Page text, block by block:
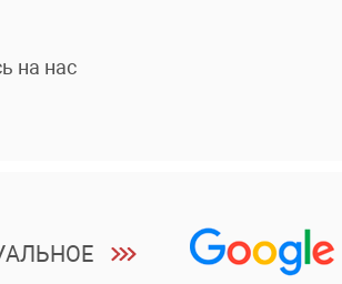
на нас